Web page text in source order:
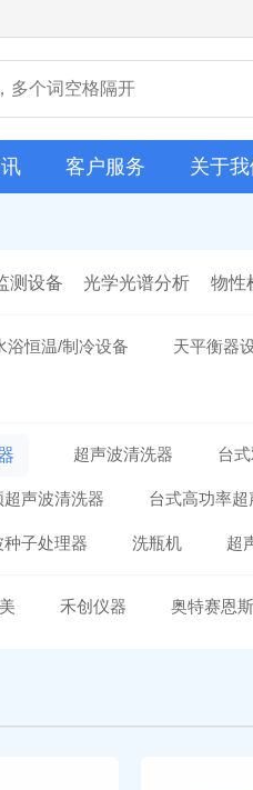
客户服务 关于我
测设备 光学光谱分析 物性
浴恒温/制冷设备 天平衡器
超声波清洗器 台
超声波清洗器 台式高功率
种子处理器 洗瓶机 超
禾创仪器 奥特赛恩斯